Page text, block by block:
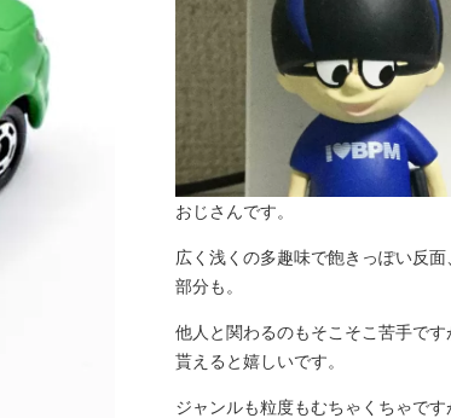
おじさんです。
広く浅くの多趣味で飽きっぽい反面
部分も。
他人と関わるのもそこそこ苦手です
貰えると嬉しいです。
ジャンルも粒度もむちゃくちゃです